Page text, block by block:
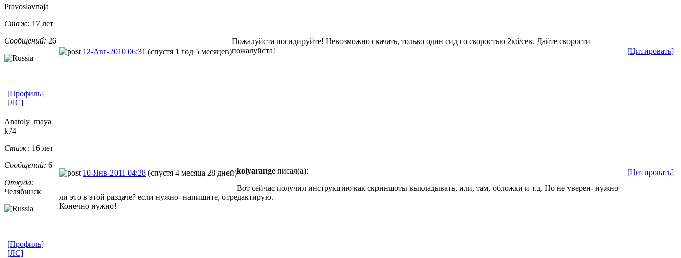
Pravoslavnaj​a
Стаж: 17 лет
Сообщений: 26
12-Авг-2010 06:31 (спустя 1 год 5 месяцев) [Цитировать]
Пожалуйста посидируйте! Невозможно скачать, только один сид со скоростью 2кб/сек. Дайте скорости
пожалуйста!
[Профиль]
[ЛС]
Anatoly_maya
k74
Стаж: 16 лет
Сообщений: 6
Откуда:
Челябинск
10-Янв-2011 04:28 (спустя 4 месяца 28 дней) [Цитировать]
kolyarange писал(а):
Вот сейчас получил инструкцию как скриншоты выкладывать, или, там, обложки и т.д. Но не уверен- нужно
ли это в этой раздаче? если нужно- напишите, отредактирую.
Конечно нужно!
[Профиль]
[ЛС]